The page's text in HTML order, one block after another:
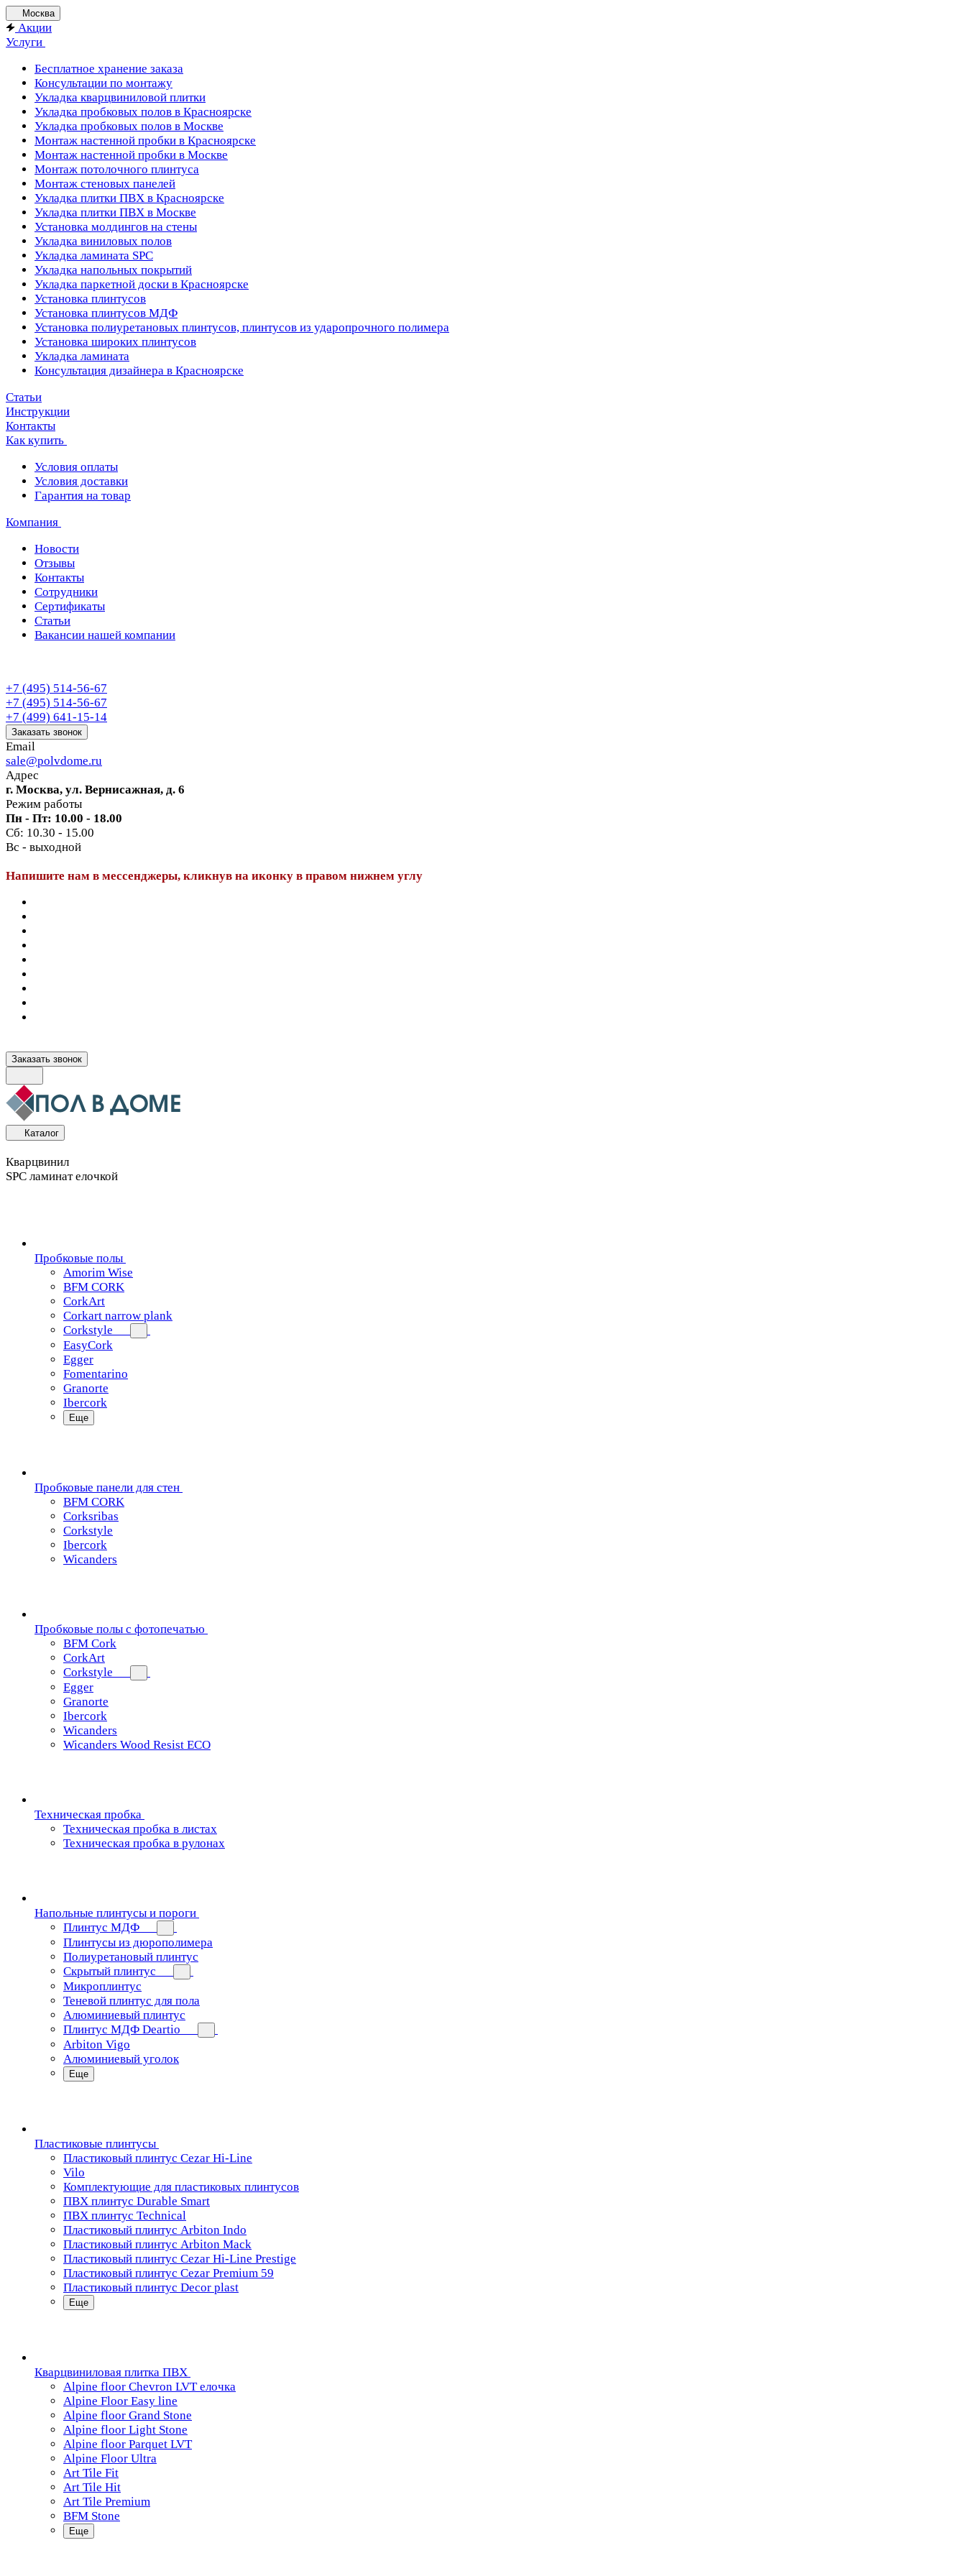
Москва
Акции
Услуги
Бесплатное хранение заказа
Консультации по монтажу
Укладка кварцвиниловой плитки
Укладка пробковых полов в Красноярске
Укладка пробковых полов в Москве
Монтаж настенной пробки в Красноярске
Монтаж настенной пробки в Москве
Монтаж потолочного плинтуса
Монтаж стеновых панелей
Укладка плитки ПВХ в Красноярске
Укладка плитки ПВХ в Москве
Установка молдингов на стены
Укладка виниловых полов
Укладка ламината SPC
Укладка напольных покрытий
Укладка паркетной доски в Красноярске
Установка плинтусов
Установка плинтусов МДФ
Установка полиуретановых плинтусов, плинтусов из ударопрочного полимера
Установка широких плинтусов
Укладка ламината
Консультация дизайнера в Красноярске
Статьи
Инструкции
Контакты
Как купить
Условия оплаты
Условия доставки
Гарантия на товар
Компания
Новости
Отзывы
Контакты
Сотрудники
Сертификаты
Статьи
Вакансии нашей компании
+7 (495) 514-56-67
+7 (495) 514-56-67
+7 (499) 641-15-14
Заказать звонок
Email
sale@polvdome.ru
Адрес
г. Москва, ул. Вернисажная, д. 6
Режим работы
Пн - Пт: 10.00 - 18.00
Сб: 10.30 - 15.00
Вс - выходной
Напишите нам в мессенджеры, кликнув на иконку в правом нижнем углу
Заказать звонок
Каталог
Кварцвинил
SPC ламинат елочкой
Пробковые полы
Amorim Wise
BFM CORK
CorkArt
Corkart narrow plank
Corkstyle
EasyCork
Egger
Fomentarino
Granorte
Ibercork
Еще
Пробковые панели для стен
BFM CORK
Corksribas
Corkstyle
Ibercork
Wicanders
Пробковые полы с фотопечатью
BFM Cork
CorkArt
Corkstyle
Egger
Granorte
Ibercork
Wicanders
Wicanders Wood Resist ECO
Техническая пробка
Техническая пробка в листах
Техническая пробка в рулонах
Напольные плинтусы и пороги
Плинтус МДФ
Плинтусы из дюрополимера
Полиуретановый плинтус
Скрытый плинтус
Микроплинтус
Теневой плинтус для пола
Алюминиевый плинтус
Плинтус МДФ Deartio
Arbiton Vigo
Алюминиевый уголок
Еще
Пластиковые плинтусы
Пластиковый плинтус Cezar Hi-Line
Vilo
Комплектующие для пластиковых плинтусов
ПВХ плинтус Durable Smart
ПВХ плинтус Technical
Пластиковый плинтус Arbiton Indo
Пластиковый плинтус Arbiton Mack
Пластиковый плинтус Cezar Hi-Line Prestige
Пластиковый плинтус Cezar Premium 59
Пластиковый плинтус Decor plast
Еще
Кварцвиниловая плитка ПВХ
Alpine floor Chevron LVT елочка
Alpine Floor Easy line
Alpine floor Grand Stone
Alpine floor Light Stone
Alpine floor Parquet LVT
Alpine Floor Ultra
Art Tile Fit
Art Tile Hit
Art Tile Premium
BFM Stone
Еще